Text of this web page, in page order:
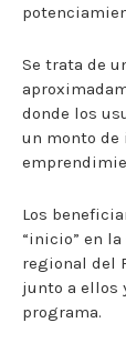
Se trata de
donde los
un monto de
Los
“inicio” en
regional del
junto a ellos
programa.